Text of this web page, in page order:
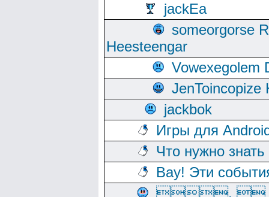
jackEa
someorgorse
Heesteengar
Vowexegolem
JenToincopize
jackbok
Игры для
Что нужно
Вау! Эти
,